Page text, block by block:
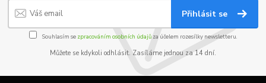
Přihlásit se
Souhlasím se zpracováním osobních údajůza účelem rozesílky newsletteru.
Můžete se kdykoli odhlásit. Zasíláme jednou za 14 dní.